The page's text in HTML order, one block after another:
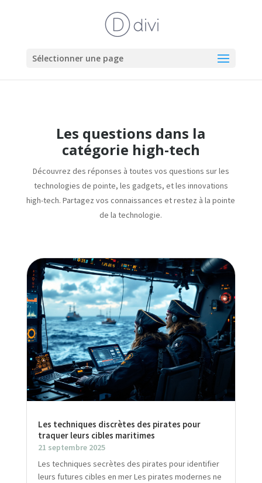
Sélectionner une page
Les questions dans la
catégorie high-tech
Découvrez des réponses à toutes vos questions sur les
technologies de pointe, les gadgets, et les innovations
high-tech. Partagez vos connaissances et restez à la pointe
de la technologie.
Les techniques discrètes des pirates pour
traquer leurs cibles maritimes
21 septembre 2025
Les techniques secrètes des pirates pour identifier
leurs futures cibles en mer Les pirates modernes ne